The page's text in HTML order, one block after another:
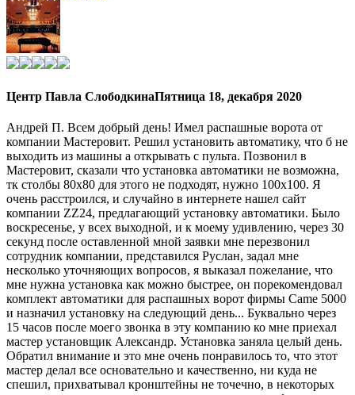
Центр Павла СлободкинаПятница 18, декабря 2020
Андрей П. Всем добрый день! Имел распашные ворота от
компании Мастеровит. Решил установить автоматику, что б не
выходить из машины а открывать с пульта. Позвонил в
Мастеровит, сказали что установка автоматики не возможна,
тк столбы 80х80 для этого не подходят, нужно 100х100. Я
очень расстроился, и случайно в интернете нашел сайт
компании ZZ24, предлагающий установку автоматики. Было
воскресенье, у всех выходной, и к моему удивлению, через 30
секунд после оставленной мной заявки мне перезвонил
сотрудник компании, представился Руслан, задал мне
несколько уточняющих вопросов, я выказал пожелание, что
мне нужна установка как можно быстрее, он порекомендовал
комплект автоматики для распашных ворот фирмы Came 5000
и назначил установку на следующий день... Буквально через
15 часов после моего звонка в эту компанию ко мне приехал
мастер установщик Александр. Установка заняла целый день.
Обратил внимание и это мне очень понравилось то, что этот
мастер делал все основательно и качественно, ни куда не
спешил, прихватывал кронштейны не точечно, в некоторых